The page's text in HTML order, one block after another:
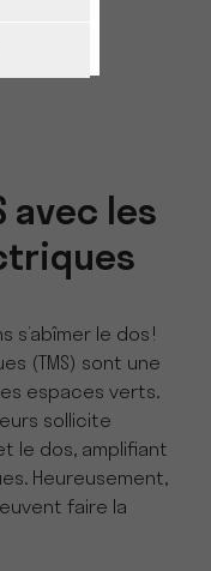
avec les
s’abîmer le dos !
(TMS) sont une
espaces verts.
sollicite
le dos, amplifiant
Heureusement,
faire la